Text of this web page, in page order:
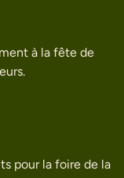
à la fête de
pour la foire de la